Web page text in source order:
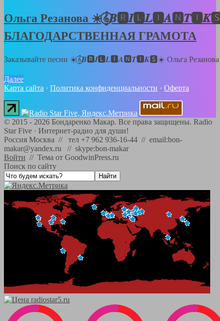
Ольга Резанова
БЛАГОДАРСТВЕННАЯ ГРАМОТА
Заказывайте песни ☀️𝄞⃝𝑩🆁𝑰🅻𝑳🅸𝑨🅽𝑻🅸𝑲🆂☀️ Ольга Резанова
Далее
Карта сайта · Политика конфиденциальности · Оферта
© 2015 - 2026 Бондаренко Макар. Все права защищены. Radio
Star Five · Интернет-радио для души!
Россия Москва // тел +7 962 936-16-44 // email:bon-
makar@yandex.ru // skype:bon-makar
Войти // Тема от GoodwinPress.ru
Поиск по сайту